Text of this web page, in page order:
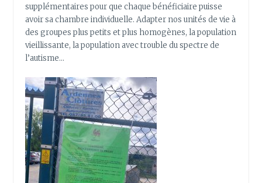
supplémentaires pour que chaque bénéficiaire puisse
avoir sa chambre individuelle. Adapter nos unités de vie à
des groupes plus petits et plus homogènes, la population
vieillissante, la population avec trouble du spectre de
l’autisme…